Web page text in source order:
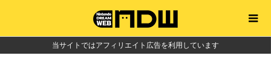
当サイトではアフィリエイト広告を利用しています